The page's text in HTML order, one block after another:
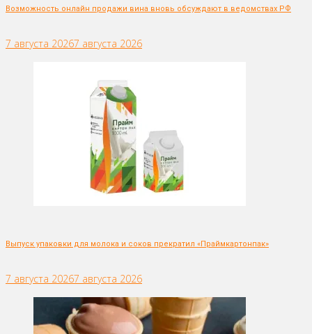
Возможность онлайн продажи вина вновь обсуждают в ведомствах РФ
7 августа 20267 августа 2026
Выпуск упаковки для молока и соков прекратил «Праймкартонпак»
7 августа 20267 августа 2026